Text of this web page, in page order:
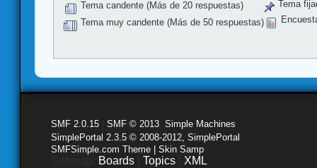
Tema candente (Más de 20 respuestas)
Tema muy candente (Más de 50 respuestas)
Tema
SMF 2.0.15 SMF © 2013 Simple Machines
SimplePortal 2.3.5 © 2008-2012, SimplePortal
SMFSimple.com Theme | Skin Samp
Boards Topics XML